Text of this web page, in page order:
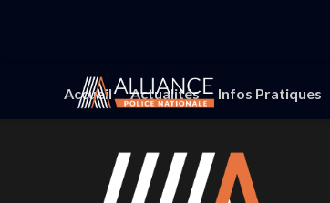
Accueil Actualités Infos Pratiques